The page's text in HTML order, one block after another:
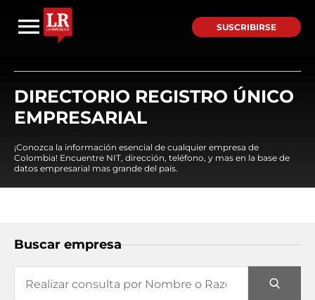
SUSCRIBIRSE
DIRECTORIO REGISTRO ÚNICO
EMPRESARIAL
¡Conozca la información esencial de cualquier empresa de
Colombia! Encuentre NIT, dirección, teléfono, y mas en la base de
datos empresarial mas grande del país.
Buscar empresa